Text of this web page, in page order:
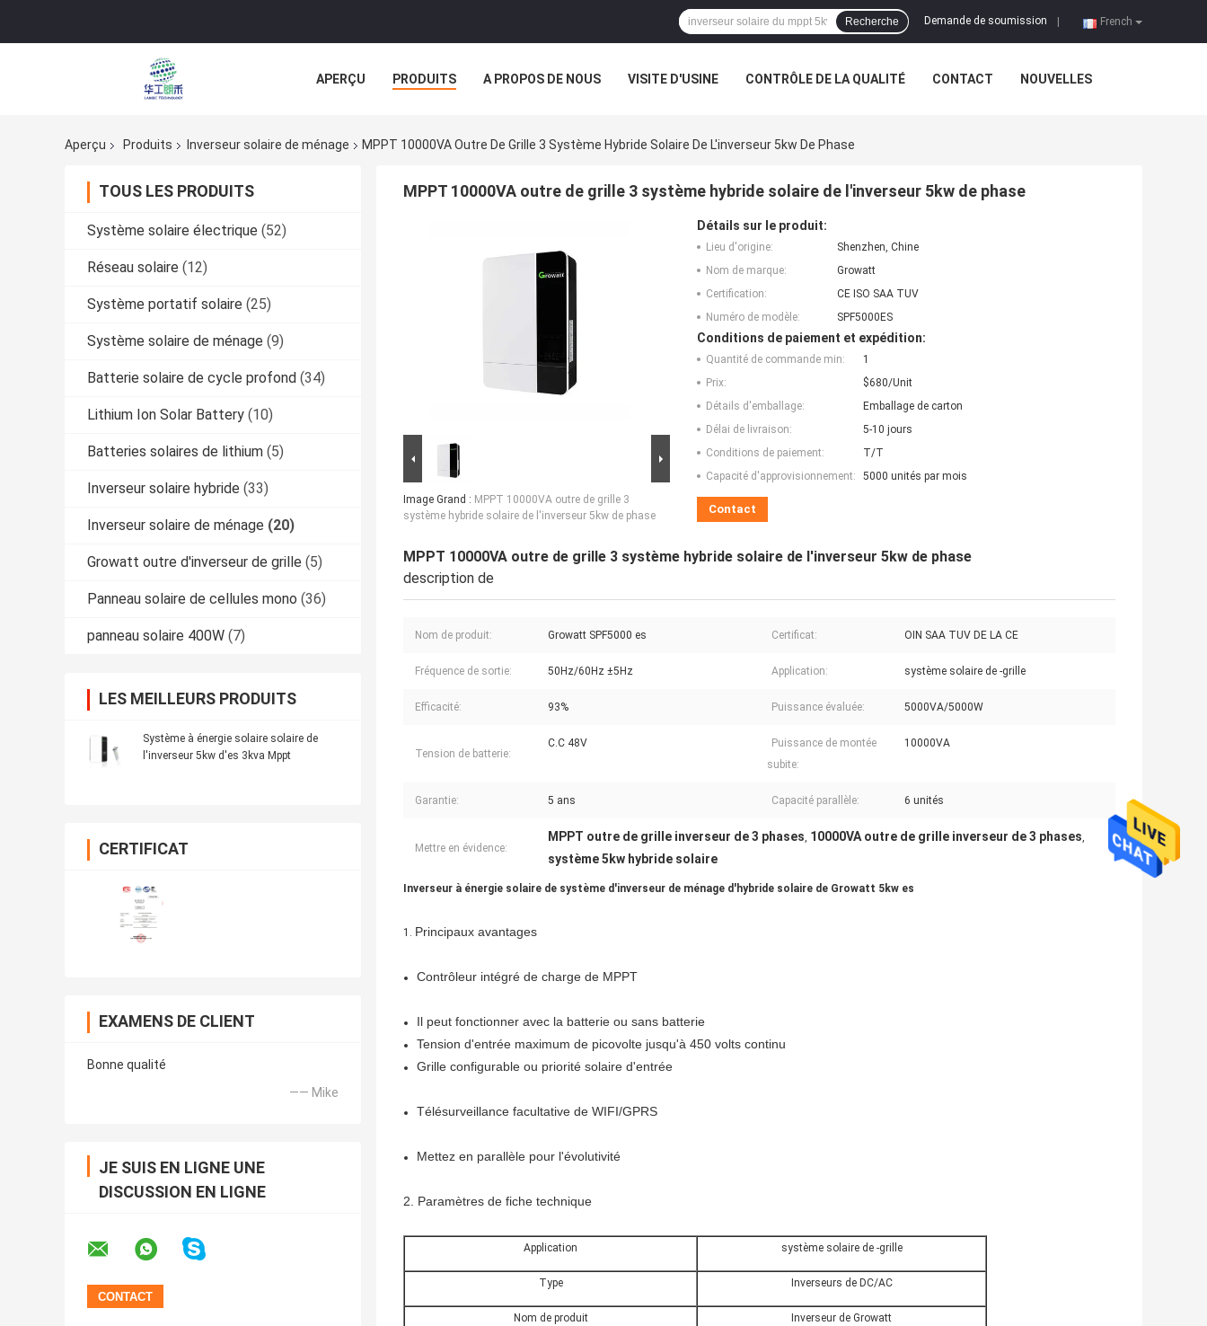
French
Demande de soumission
Recherche
APERÇU PRODUITS A PROPOS DE NOUS VISITE D'USINE CONTRÔLE DE LA QUALITÉ CONTACT NOUVELLES
Aperçu
Produits Inverseur solaire de ménage MPPT 10000VA Outre De Grille 3 Système Hybride Solaire De L'inverseur 5kw De Phase
TOUS LES PRODUITS
Système solaire électrique (52)
Réseau solaire (12)
Système portatif solaire (25)
Système solaire de ménage (9)
Batterie solaire de cycle profond (34)
Lithium Ion Solar Battery (10)
Batteries solaires de lithium (5)
Inverseur solaire hybride (33)
Inverseur solaire de ménage (20)
Growatt outre d'inverseur de grille (5)
Panneau solaire de cellules mono (36)
panneau solaire 400W (7)
LES MEILLEURS PRODUITS
Système à énergie solaire solaire de
l'inverseur 5kw d'es 3kva Mppt
CERTIFICAT
EXAMENS DE CLIENT
Bonne qualité
—— Mike
JE SUIS EN LIGNE UNE
DISCUSSION EN LIGNE
MPPT 10000VA outre de grille 3 système hybride solaire de l'inverseur 5kw de phase
Image Grand : MPPT 10000VA outre de grille 3
système hybride solaire de l'inverseur 5kw de phase
Détails sur le produit:
Lieu d'origine:
Shenzhen, Chine
Nom de marque:
Growatt
Certification:
CE ISO SAA TUV
Numéro de modèle:
SPF5000ES
Conditions de paiement et expédition:
Quantité de commande min:
1
Prix:
$680/Unit
Détails d'emballage:
Emballage de carton
Délai de livraison:
5-10 jours
Conditions de paiement:
T/T
Capacité d'approvisionnement:
5000 unités par mois
Contact
MPPT 10000VA outre de grille 3 système hybride solaire de l'inverseur 5kw de phase
description de
Nom de produit: Growatt SPF5000 es Certificat: OIN SAA TUV DE LA CE
Fréquence de sortie: 50Hz/60Hz ±5Hz Application: système solaire de -grille
Efficacité: 93% Puissance évaluée: 5000VA/5000W
Tension de batterie:
C.C 48V
Puissance de montée
subite:
10000VA
Garantie: 5 ans Capacité parallèle: 6 unités
Mettre en évidence:
MPPT outre de grille inverseur de 3 phases, 10000VA outre de grille inverseur de 3 phases,
système 5kw hybride solaire
Inverseur à énergie solaire de système d'inverseur de ménage d'hybride solaire de Growatt 5kw es
1. Principaux avantages
Contrôleur intégré de charge de MPPT
Il peut fonctionner avec la batterie ou sans batterie
Tension d'entrée maximum de picovolte jusqu'à 450 volts continu
Grille configurable ou priorité solaire d'entrée
Télésurveillance facultative de WIFI/GPRS
Mettez en parallèle pour l'évolutivité
2. Paramètres de fiche technique
Application système solaire de -grille
Type Inverseurs de DC/AC
Nom de produit Inverseur de Growatt